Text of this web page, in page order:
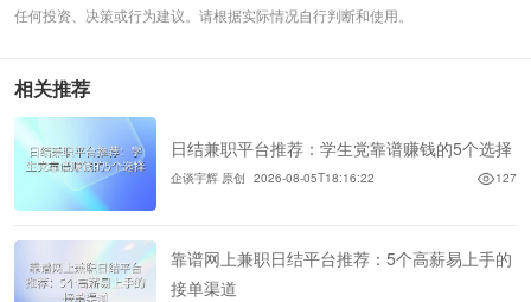
任何投资、决策或行为建议。请根据实际情况自行判断和使用。
相关推荐
日结兼职平台推荐：学生党靠谱赚钱的5个选择
企谈宇辉 原创 2026-08-05T18:16:22 127
靠谱网上兼职日结平台推荐：5个高薪易上手的
接单渠道